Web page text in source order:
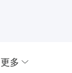
更多